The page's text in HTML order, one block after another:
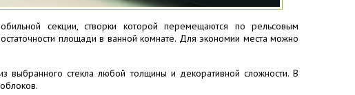
секции, створки которой перемещаются по рельсовым
площади в ванной комнате. Для экономии места можно
стекла любой толщины и декоративной сложности. В